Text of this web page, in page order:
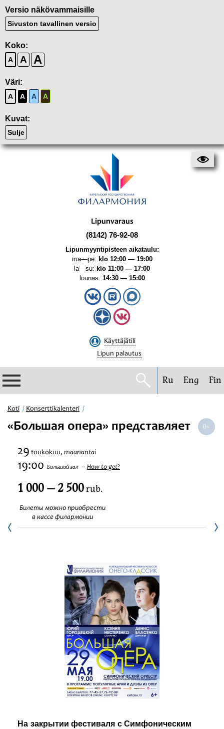
Versio näkövammaisille
Sivuston tavallinen versio
Koko:
A A A
Väri:
A A A A
Kuvat:
Sulje
Lipunvaraus
(8142) 76-92-08
Lipunmyyntipisteen aikataulu:
ma—pe: klo 12:00 — 19:00
la—su: klo 11:00 — 17:00
lounas: 14:30 — 15:00
Käyttäjätili
Lipun palautus
Filharmonia
Festivaalit
Ru Eng Fin
Koti Konserttikalenteri
«Большая опера» представляет
29 toukokuu, maanantai
19:00 Большой зал How to get?
1 000 — 2 500rub.
Билеты можно приобрести
в кассе филармонии
На закрытии фестиваля с Симфоническим